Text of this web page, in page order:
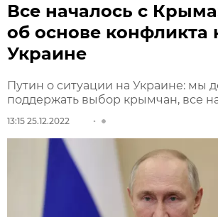
Все началось с
об основе конфликта
Украине
Путин о ситуации на Украине: мы
поддержать выбор крымчан, все
13:15 25.12.2022